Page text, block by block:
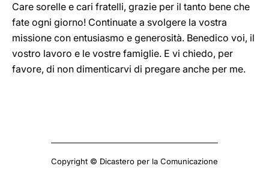
Care sorelle e cari fratelli, grazie per il tanto bene che
fate ogni giorno! Continuate a svolgere la vostra
missione con entusiasmo e generosità. Benedico voi, il
vostro lavoro e le vostre famiglie. E vi chiedo, per
favore, di non dimenticarvi di pregare anche per me.
Copyright © Dicastero per la Comunicazione